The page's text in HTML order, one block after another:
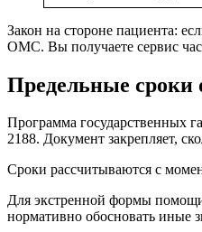
Закон на стороне пациента:
ОМС. Вы получаете сервис
Предельные сроки
Программа государственных
2188. Документ закрепляет,
Сроки рассчитываются с
Для экстренной формы помощи
нормативно обосновать иные